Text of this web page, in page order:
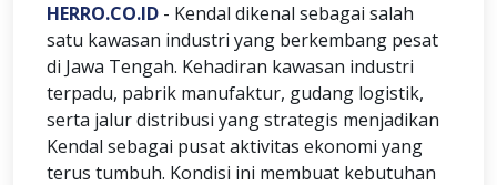
HERRO.CO.ID - Kendal dikenal sebagai salah
satu kawasan industri yang berkembang pesat
di Jawa Tengah. Kehadiran kawasan industri
terpadu, pabrik manufaktur, gudang logistik,
serta jalur distribusi yang strategis menjadikan
Kendal sebagai pusat aktivitas ekonomi yang
terus tumbuh. Kondisi ini membuat kebutuhan